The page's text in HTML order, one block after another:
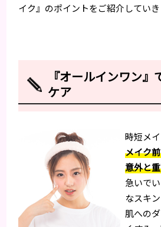
イク』のポイントをご紹介していき
『オールインワン
ケア
時短メ
メイク
意外と
急いで
なスキ
肌への